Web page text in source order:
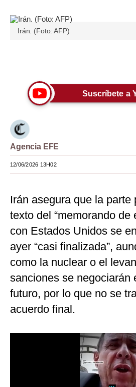
Editorial
Pregunta de hoy
Lujo
Moda
Estilos
EEUU
México
Internacional
Tecnología
Club del Suscriptor
Irán. (Foto: AFP)
Suscríbete a
Agencia EFE
12/06/2026 13H02
Irán asegura que la parte
texto del “memorando de
con Estados Unidos se
ayer “casi finalizada”,
como la nuclear o el
sanciones se negociarán
futuro, por lo que no se
acuerdo final.